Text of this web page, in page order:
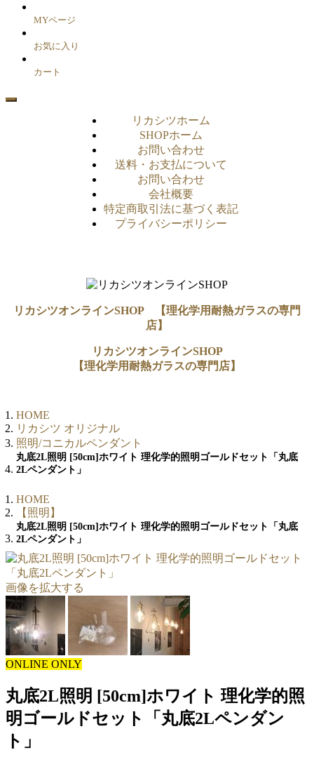
MYページ
お気に入り
カート
リカシツホーム
SHOPホーム
お問い合わせ
送料・お支払について
お問い合わせ
会社概要
特定商取引法に基づく表記
プライバシーポリシー
リカシツオンラインSHOP 【理化学用耐熱ガラスの専門
店】
リカシツオンラインSHOP
【理化学用耐熱ガラスの専門店】
HOME
リカシツ オリジナル
照明/コニカルペンダント
丸底2L照明 [50cm]ホワイト 理化学的照明ゴールドセット「丸底
2Lペンダント」
HOME
【照明】
丸底2L照明 [50cm]ホワイト 理化学的照明ゴールドセット「丸底
2Lペンダント」
画像を拡大する
ONLINE ONLY
丸底2L照明 [50cm]ホワイト 理化学的照
明ゴールドセット「丸底2Lペンダン
ト」